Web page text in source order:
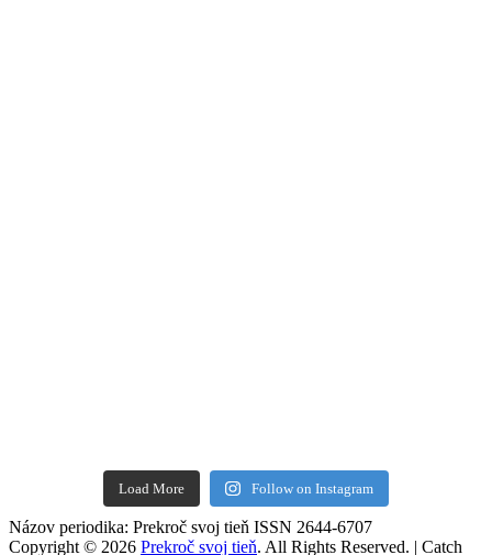
Load More Follow on Instagram
Názov periodika: Prekroč svoj tieň ISSN 2644-6707
Copyright © 2026 Prekroč svoj tieň. All Rights Reserved. | Catch